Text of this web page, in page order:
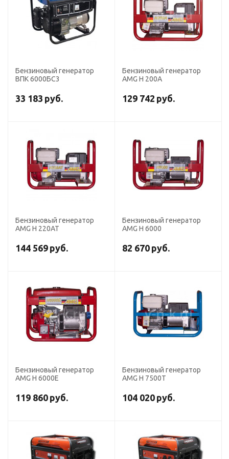
Бензиновый генератор
ВПК 6000БС3
33 183 руб.
Бензиновый генератор
AMG H 200A
129 742 руб.
Бензиновый генератор
AMG H 220AT
144 569 руб.
Бензиновый генератор
AMG H 6000
82 670 руб.
Бензиновый генератор
AMG H 6000E
119 860 руб.
Бензиновый генератор
AMG H 7500T
104 020 руб.